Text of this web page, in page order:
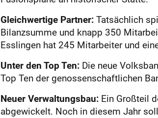
Gleichwertige Partner:Tatsächlich
Bilanzsumme und knapp 350
Esslingen hat 245 Mitarbeiter und
Unter den Top Ten:Die neue
Top Ten der genossenschaftlichen
Neuer Verwaltungsbau:Ein Großteil
abgewickelt. Noch in diesem Jahr